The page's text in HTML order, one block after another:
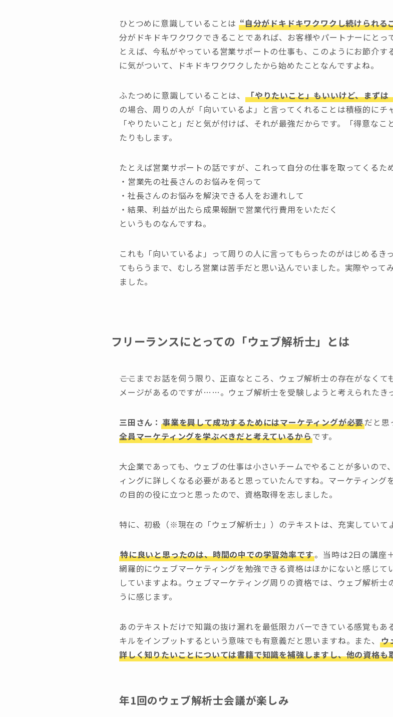
ひとつめに意識していることは“自分がドキドキワクワクし続けられる
分がドキドキワクワクできることであれば、お客様やパートナーにとっ
とえば、今私がやっている営業サポートの仕事も、このようにお節介す
に気がついて、ドキドキワクワクしたから始めたことなんですよね。
ふたつめに意識していることは、 「やりたいこと」もいいけど、まず
の場合、周りの人が「向いているよ」と言ってくれることは積極的にチ
「やりたいこと」だと気が付けば、それが最強だからです。「得意な
たりもします。
たとえば営業サポートの話ですが、これって自分の仕事を取ってくる
・営業先の社長さんのお悩みを伺って
・社長さんのお悩みを解決できる人をお連れして
・結果、利益が出たら成果報酬で営業代行費用をいただく
というものなんですね。
これも「向いているよ」って周りの人に言ってもらったのがはじめるき
てもらうまで、むしろ営業は苦手だと思い込んでいました。実際やって
ました。
フリーランスにとっての「ウェブ解析士」とは
――ここまでお話を伺う限り、正直なところ、ウェブ解析士の存在がなく
メージがあるのですが……。ウェブ解析士を受験しようと考えられたき
三田さん ：事業を興して成功するためにはマーケティングが必要だと思
全員マーケティングを学ぶべきだと考えているからです。
大企業であっても、ウェブの仕事は小さいチームでやることが多いので
ィングに詳しくなる必要があると思っていたんですね。マーケティン
の目的の役に立つと思ったので、資格取得を志しました。
特に、初級（※現在の「ウェブ解析士」）のテキストは、充実していて
特に良いと思ったのは、時間の中での学習効率です。当時は2日の講座
網羅的にウェブマーケティングを勉強できる資格はほかにないと感じて
していますよね。ウェブマーケティング周りの資格では、ウェブ解析
うに感じます。
あのテキストだけで知識の抜け漏れを最低限カバーできている感覚も
キルをインプットするという意味でも有意義だと思いますね。また、 ウ
詳しく知りたいことについては書籍で知識を補強しますし、他の資格も
年1回のウェブ解析士会議が楽しみ